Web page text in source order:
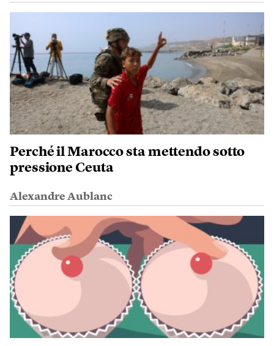
Perché il Marocco sta mettendo sotto
pressione Ceuta
Alexandre Aublanc